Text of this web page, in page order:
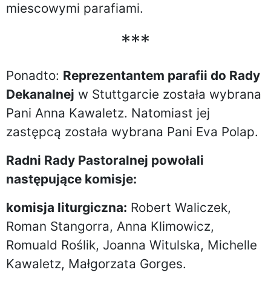
miescowymi parafiami.
***
Ponadto: Reprezentantem parafii do Rady
Dekanalnej w Stuttgarcie została wybrana
Pani Anna Kawaletz. Natomiast jej
zastępcą została wybrana Pani Eva Polap.
Radni Rady Pastoralnej powołali
następujące komisje:
komisja liturgiczna: Robert Waliczek,
Roman Stangorra, Anna Klimowicz,
Romuald Roślik, Joanna Witulska, Michelle
Kawaletz, Małgorzata Gorges.